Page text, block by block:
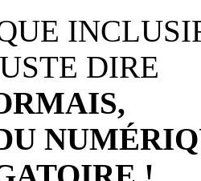
DIRE